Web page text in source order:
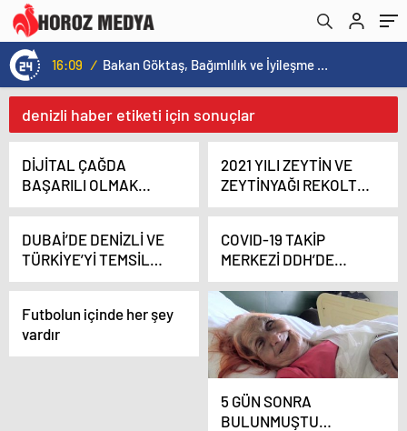
15:59 / 14 Mart Tıp Bayramı’nda Mikrobiyoloji ve Biyokimya Laboratuvarları Rektör Prof. Dr. Ahmet Kutluhan Tarafından Açıldı
denizli haber etiketi için sonuçlar
DİJİTAL ÇAĞDA
BAŞARILI OLMAK
NASIL MÜMKÜN?
2021 YILI ZEYTİN VE
ZEYTİNYAĞI REKOLTE
TAHMİN ÇALIŞMALARI
DUBAİ’DE DENİZLİ VE
TÜRKİYE’Yİ TEMSİL
EDECEKLER
COVID-19 TAKİP
MERKEZİ DDH’DE
HİZMET VERİYOR
Futbolun içinde her şey
vardır
5 GÜN SONRA
BULUNMUŞTU